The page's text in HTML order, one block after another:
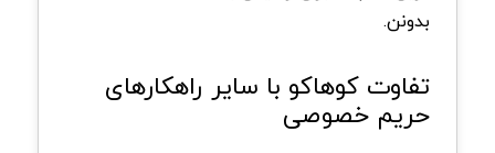
بدونن.
تفاوت کوهاکو با سایر راهکارهای
حریم خصوصی